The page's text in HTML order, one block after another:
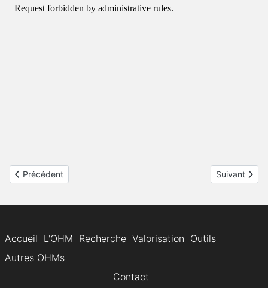
Article précédent : Le séminaire de l'OHM a eu lieu le 21/11/24 à
Précédent Article
Suivant
Accueil L'OHM Recherche Valorisation Outils
Autres OHMs
Contact